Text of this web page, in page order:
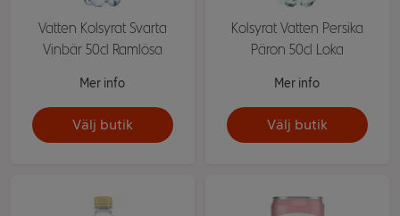
Vatten Kolsyrat Svarta
Vinbär 50cl Ramlösa
Mer info
Välj butik
Kolsyrat Vatten Persika
Päron 50cl Loka
Mer info
Välj butik